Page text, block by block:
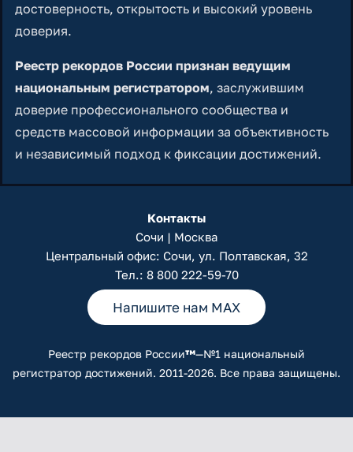
достоверность, открытость и высокий уровень
доверия.
Реестр рекордов России признан ведущим
национальным регистратором, заслужившим
доверие профессионального сообщества и
средств массовой информации за объективность
и независимый подход к фиксации достижений.
Контакты
Сочи | Москва
Центральный офис: Сочи, ул. Полтавская, 32
Тел.: 8 800 222-59-70
Напишите нам MAX
Реестр рекордов России™—№1 национальный
регистратор достижений. 2011-2026. Все права защищены.